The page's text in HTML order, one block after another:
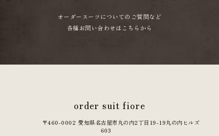
オーダースーツについてのご質問など
各種お問い合わせはこちらから
order suit fiore
〒460-0002 愛知県名古屋市丸の内2丁目19-19丸の内ヒルズ
603